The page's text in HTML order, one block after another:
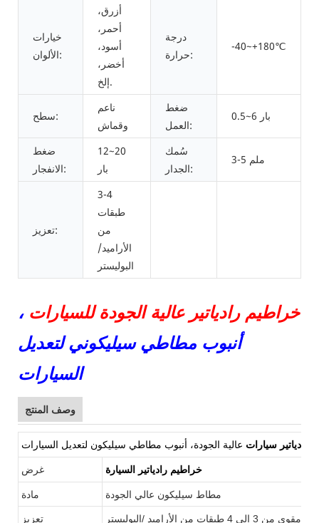
خيارات
الألوان:
أزرق،
أحمر،
أسود،
أخضر،
إلخ.
درجة
حرارة:
-40~+180℃
سطح:
ناعم
وقماش
ضغط
العمل:
0.5~6 بار
ضغط
الانفجار:
12~20
بار
سُمك
الجدار:
3-5 ملم
تعزيز:
3-4
طبقات
من
الأراميد/
البوليستر
خراطيم رادياتير عالية الجودة للسيارات ،
أنبوب مطاطي سيليكوني لتعديل
السيارات
وصف المنتج
رادياتير سيارات عالية الجودة، أنبوب مطاطي سيليكون لتعديل السيارات
غرض خراطيم رادياتير السيارة
مادة مطاط سيليكون عالي الجودة
تعزيز مقوى من 3 إلى 4 طبقات من الأراميد /البوليستر